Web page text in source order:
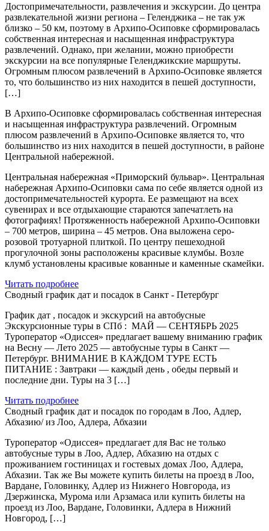
Достопримечательности, развлечения и экскурсии. До центра
развлекательной жизни региона – Геленджика – не так уж
близко – 50 км, поэтому в Архипо-Осиповке сформировалась
собственная интересная и насыщенная инфраструктура
развлечений. Однако, при желании, можно приобрести
экскурсии на все популярные Геленджикские маршруты.
Огромным плюсом развлечений в Архипо-Осиповке является
то, что большинство из них находится в пешей доступности,
[…]
В Архипо-Осиповке сформировалась собственная интересная
и насыщенная инфраструктура развлечений. Огромным
плюсом развлечений в Архипо-Осиповке является то, что
большинство из них находится в пешей доступности, в районе
Центральной набережной.
Центральная набережная «Приморский бульвар». Центральная
набережная Архипо-Осиповки сама по себе является одной из
достопримечательностей курорта. Ее размещают на всех
сувенирах и все отдыхающие стараются запечатлеть на
фотографиях! Протяженность набережной Архипо-Осиповки
– 700 метров, ширина – 45 метров. Она выложена серо-
розовой тротуарной плиткой. По центру пешеходной
прогулочной зоны расположены красивые клумбы. Возле
клумб установлены красивые кованные и каменные скамейки.
Читать подробнее
Сводный график дат и посадок в Санкт - Петербург
График дат , посадок и экскурсий на автобусные
Экскурсионные туры в СПб : МАЙ — СЕНТЯБРЬ 2025
Туроператор «Одиссея» предлагает вашему вниманию график
на Весну — Лето 2025 — автобусные туры в Санкт —
Петербург. ВНИМАНИЕ В КАЖДОМ ТУРЕ ЕСТЬ
ПИТАНИЕ : Завтраки — каждый день , обеды первый и
последние дни. Туры на 3 […]
Читать подробнее
Сводный график дат и посадок по городам в Лоо, Адлер,
Абхазию/ из Лоо, Адлера, Абхазии
Туроператор «Одиссея» предлагает для Вас не только
автобусные туры в Лоо, Адлер, Абхазию на отдых с
проживанием гостиницах и гостевых домах Лоо, Адлера,
Абхазии. Так же Вы можете купить билеты на проезд в Лоо,
Вардане, Головинку, Адлер из Нижнего Новгорода, из
Дзержинска, Мурома или Арзамаса или купить билеты на
проезд из Лоо, Вардане, Головинки, Адлера в Нижний
Новгород, […]